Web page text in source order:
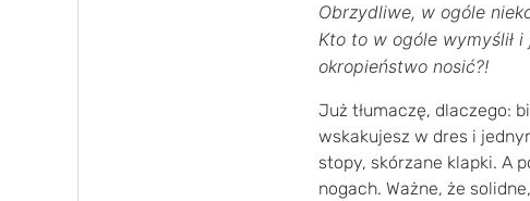
Obrzydliwe, w ogóle
Kto to w ogóle wymyślił
okropieństwo nosić?!
Już tłumaczę, dlaczego:
wskakujesz w dres i
stopy, skórzane klapki. A
nogach. Ważne, że